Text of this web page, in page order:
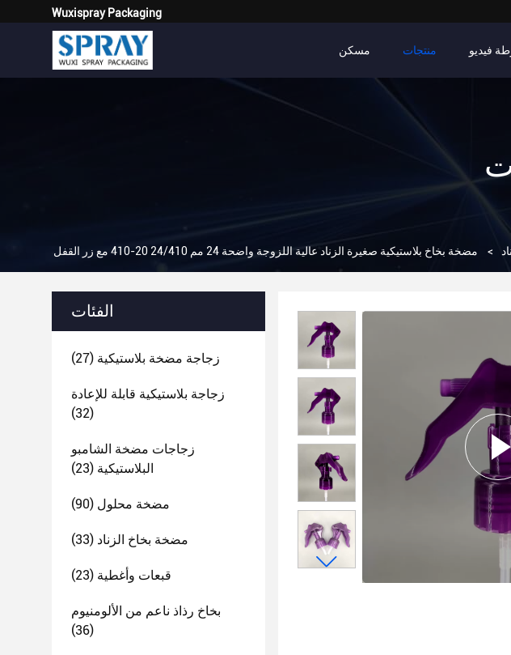
Wuxispray Packaging
مسكن منتجات فيديو
> مضخة بخاخ بلاستيكية صغيرة الزناد عالية اللزوجة واضحة 24 مم 24/410 20-410 مع زر القفل
الفئات
زجاجة مضخة بلاستيكية (27)
زجاجة بلاستيكية قابلة للإعادة
(32)
زجاجات مضخة الشامبو
البلاستيكية (23)
مضخة محلول (90)
مضخة بخاخ الزناد (33)
قبعات وأغطية (23)
بخاخ رذاذ ناعم من الألومنيوم
(36)